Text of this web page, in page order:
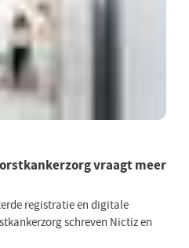
vraagt meer
registratie en digitale
schreven Nictiz en